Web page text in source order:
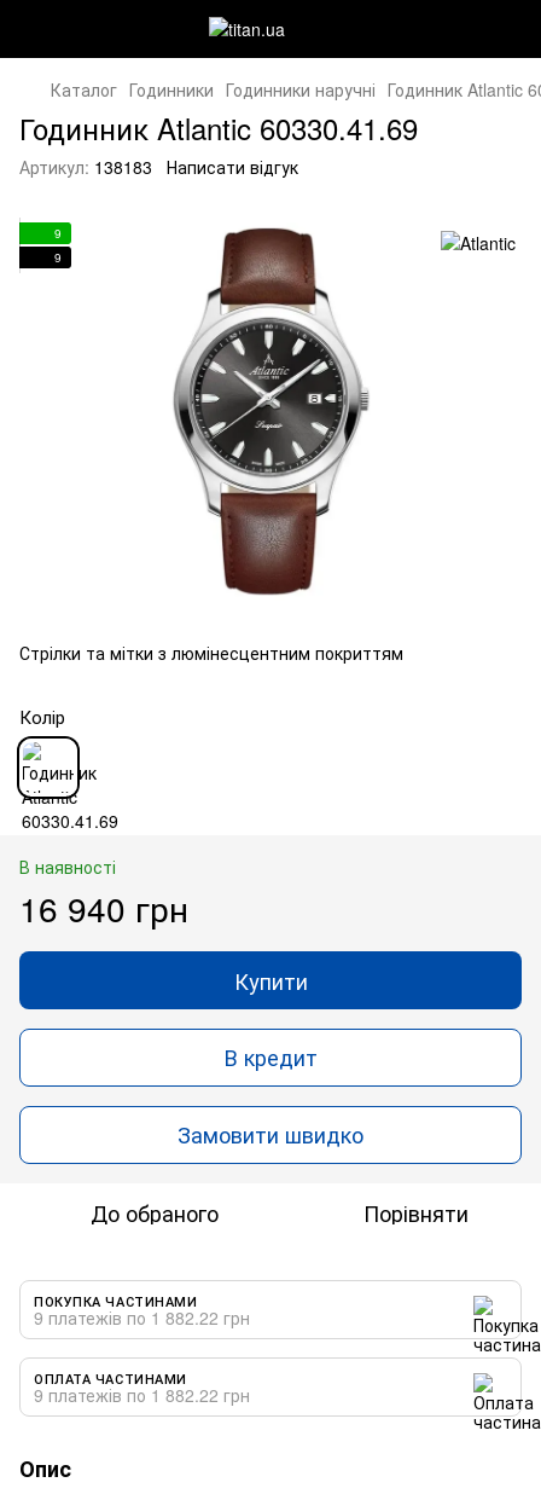
Каталог Годинники Годинники наручні Годинник Atlantic
Годинник Atlantic 60330.41.69
Артикул: 138183 Написати відгук
9
9
Стрілки та мітки з люмінесцентним покриттям
Колір
В наявності
16 940 грн
Купити
В кредит
Замовити швидко
До обраного Порівняти
ПОКУПКА ЧАСТИНАМИ
9 платежів по 1 882.22 грн
ОПЛАТА ЧАСТИНАМИ
9 платежів по 1 882.22 грн
Опис